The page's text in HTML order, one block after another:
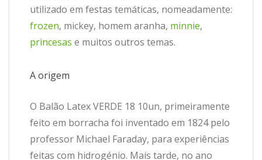
utilizado em festas temáticas, nomeadamente:
frozen, mickey, homem aranha, minnie,
princesas e muitos outros temas.
A origem
O Balão Latex VERDE 18 10un, primeiramente
feito em borracha foi inventado em 1824 pelo
professor Michael Faraday, para experiências
feitas com hidrogénio. Mais tarde, no ano